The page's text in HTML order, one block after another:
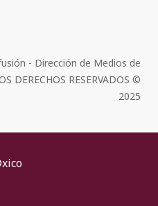
- Dirección de Medios de
DERECHOS RESERVADOS ©
2025